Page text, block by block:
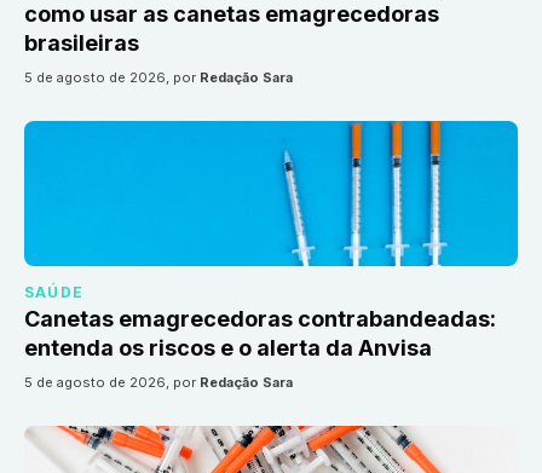
como usar as canetas emagrecedoras
brasileiras
5 de agosto de 2026, por Redação Sara
SAÚDE
Canetas emagrecedoras contrabandeadas:
entenda os riscos e o alerta da Anvisa
5 de agosto de 2026, por Redação Sara